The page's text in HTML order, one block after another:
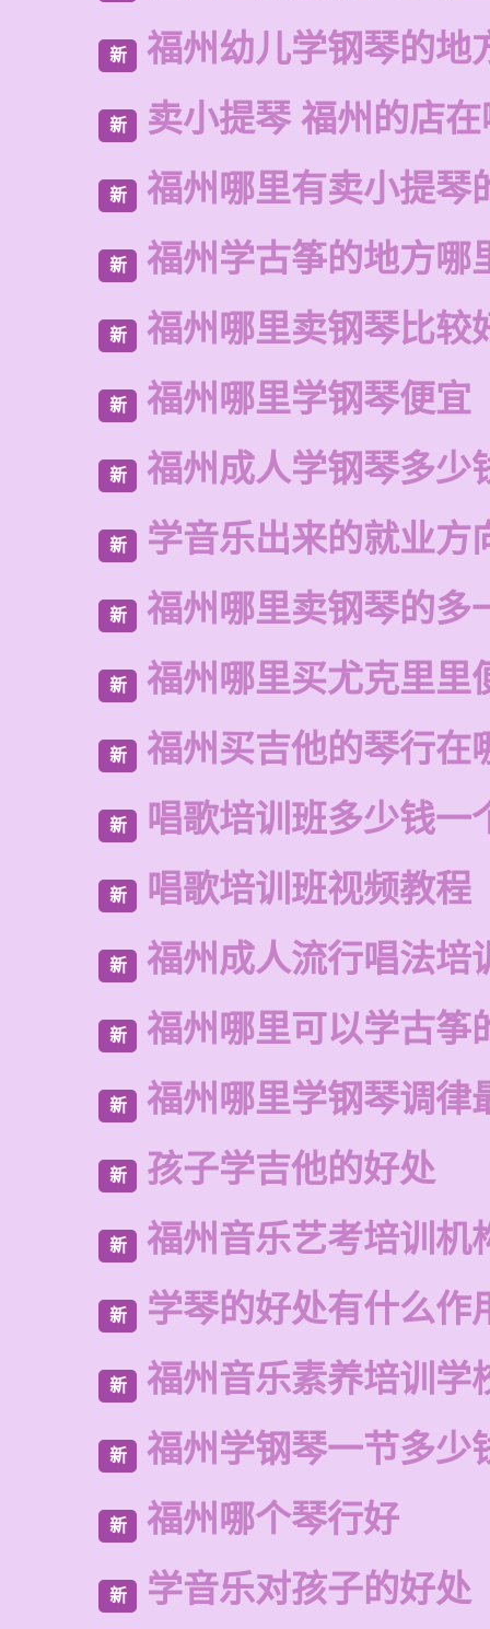
新 福州幼儿学钢琴的地
新 卖小提琴 福州的店
新 福州哪里有卖小提琴
新 福州学古筝的地方哪
新 福州哪里卖钢琴比较
新 福州哪里学钢琴便宜
新 福州成人学钢琴多少
新 学音乐出来的就业方
新 福州哪里卖钢琴的多
新 福州哪里买尤克里里
新 福州买吉他的琴行在
新 唱歌培训班多少钱一
新 唱歌培训班视频教程
新 福州成人流行唱法培
新 福州哪里可以学古筝
新 福州哪里学钢琴调律
新 孩子学吉他的好处
新 福州音乐艺考培训机
新 学琴的好处有什么作
新 福州音乐素养培训学
新 福州学钢琴一节多少
新 福州哪个琴行好
新 学音乐对孩子的好处